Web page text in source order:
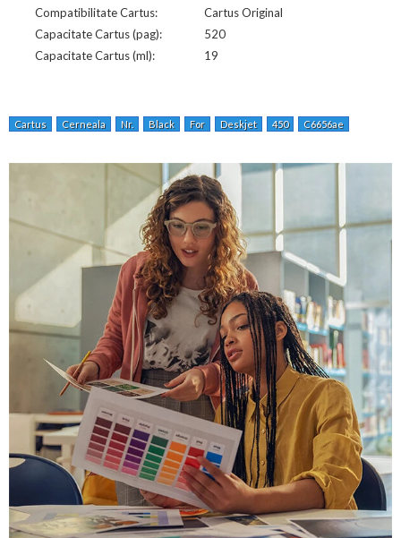
Compatibilitate Cartus:
Cartus Original
Capacitate Cartus (pag):
520
Capacitate Cartus (ml):
19
Cartus Cerneala Nr. Black For Deskjet 450 C6656ae